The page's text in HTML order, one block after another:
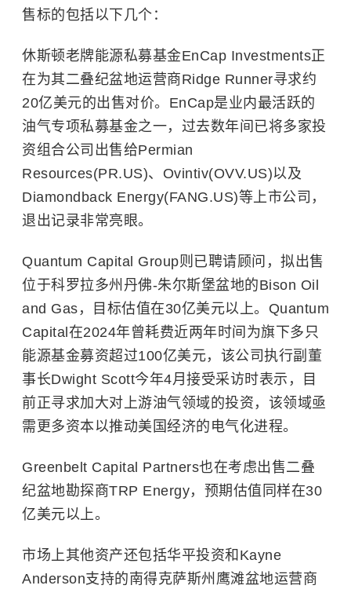
售标的包括以下几个：
休斯顿老牌能源私募基金EnCap Investments正
在为其二叠纪盆地运营商Ridge Runner寻求约
20亿美元的出售对价。EnCap是业内最活跃的
油气专项私募基金之一，过去数年间已将多家投
资组合公司出售给Permian
Resources(PR.US)、Ovintiv(OVV.US)以及
Diamondback Energy(FANG.US)等上市公司，
退出记录非常亮眼。
Quantum Capital Group则已聘请顾问，拟出售
位于科罗拉多州丹佛-朱尔斯堡盆地的Bison Oil
and Gas，目标估值在30亿美元以上。Quantum
Capital在2024年曾耗费近两年时间为旗下多只
能源基金募资超过100亿美元，该公司执行副董
事长Dwight Scott今年4月接受采访时表示，目
前正寻求加大对上游油气领域的投资，该领域亟
需更多资本以推动美国经济的电气化进程。
Greenbelt Capital Partners也在考虑出售二叠
纪盆地勘探商TRP Energy，预期估值同样在30
亿美元以上。
市场上其他资产还包括华平投资和Kayne
Anderson支持的南得克萨斯州鹰滩盆地运营商